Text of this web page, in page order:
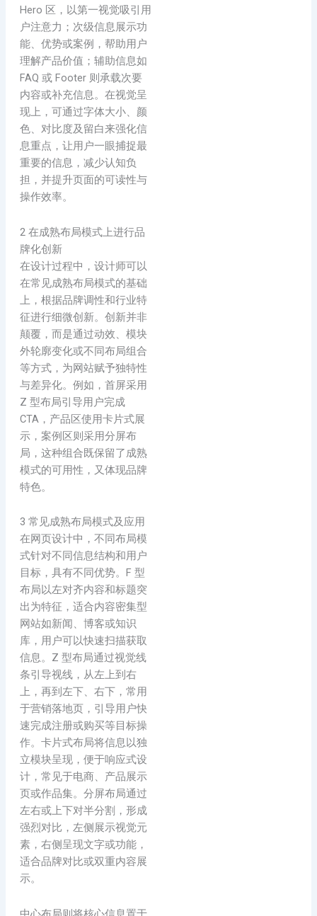
Hero 区，以第一视觉吸引用
户注意力；次级信息展示功
能、优势或案例，帮助用户
理解产品价值；辅助信息如
FAQ 或 Footer 则承载次要
内容或补充信息。在视觉呈
现上，可通过字体大小、颜
色、对比度及留白来强化信
息重点，让用户一眼捕捉最
重要的信息，减少认知负
担，并提升页面的可读性与
操作效率。
2 在成熟布局模式上进行品
牌化创新
在设计过程中，设计师可以
在常见成熟布局模式的基础
上，根据品牌调性和行业特
征进行细微创新。创新并非
颠覆，而是通过动效、模块
外轮廓变化或不同布局组合
等方式，为网站赋予独特性
与差异化。例如，首屏采用
Z 型布局引导用户完成
CTA，产品区使用卡片式展
示，案例区则采用分屏布
局，这种组合既保留了成熟
模式的可用性，又体现品牌
特色。
3 常见成熟布局模式及应用
在网页设计中，不同布局模
式针对不同信息结构和用户
目标，具有不同优势。F 型
布局以左对齐内容和标题突
出为特征，适合内容密集型
网站如新闻、博客或知识
库，用户可以快速扫描获取
信息。Z 型布局通过视觉线
条引导视线，从左上到右
上，再到左下、右下，常用
于营销落地页，引导用户快
速完成注册或购买等目标操
作。卡片式布局将信息以独
立模块呈现，便于响应式设
计，常见于电商、产品展示
页或作品集。分屏布局通过
左右或上下对半分割，形成
强烈对比，左侧展示视觉元
素，右侧呈现文字或功能，
适合品牌对比或双重内容展
示。